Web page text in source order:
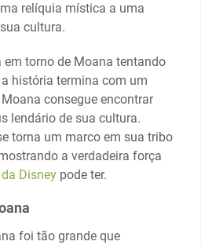
relíquia mística a uma
cultura.
em torno de Moana tentando
história termina com um
consegue encontrar
lendário de sua cultura.
torna um marco em sua tribo
a verdadeira força
Disney pode ter.
foi tão grande que